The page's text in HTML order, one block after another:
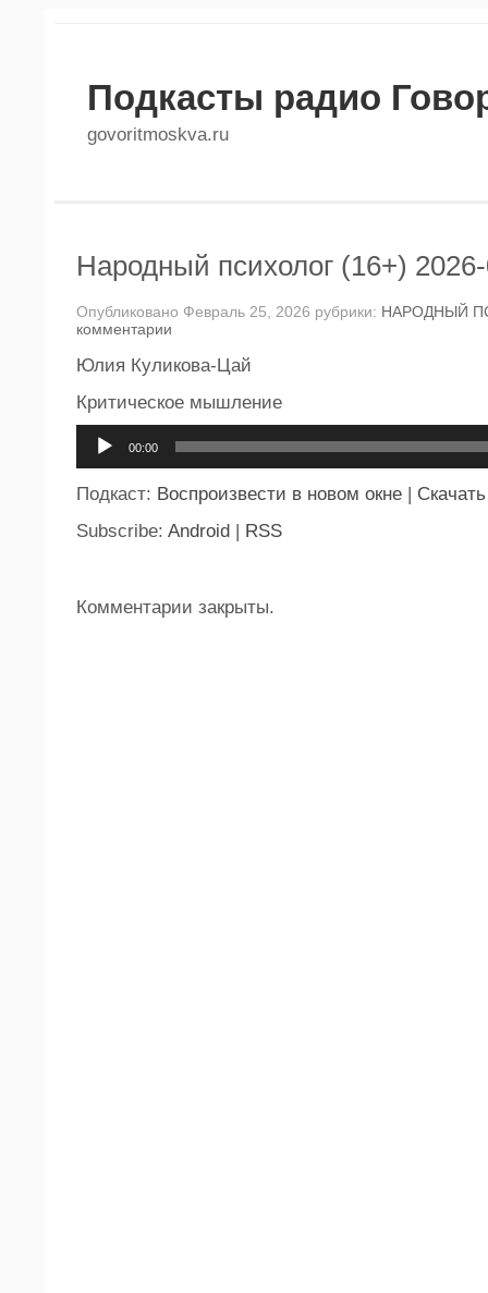
Подкасты радио
govoritmoskva.ru
Народный психолог (16+)
Опубликовано Февраль 25, 2026 рубрики: НАРОДНЫЙ
комментарии
Юлия Куликова-Цай
Критическое мышление
00:00
Подкаст: Воспроизвести в новом окне | Скачать
Subscribe: Android | RSS
Комментарии закрыты.